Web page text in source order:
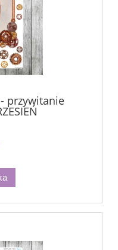
przywitanie